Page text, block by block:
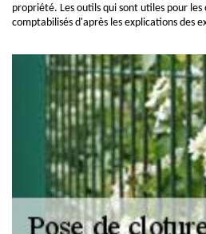
propriété. Les outils qui sont utiles pour les
comptabilisés d'après les explications des